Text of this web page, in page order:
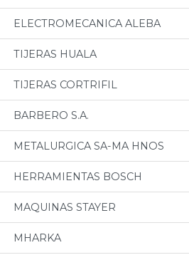
ELECTROMECANICA ALEBA
TIJERAS HUALA
TIJERAS CORTRIFIL
BARBERO S.A.
METALURGICA SA-MA HNOS
HERRAMIENTAS BOSCH
MAQUINAS STAYER
MHARKA